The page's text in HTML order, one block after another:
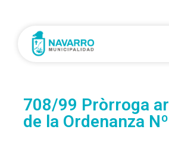
708/99 Pròrroga
de la Ordenanza